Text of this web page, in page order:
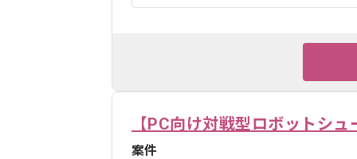
【PC向け対戦型ロボットシ
案件